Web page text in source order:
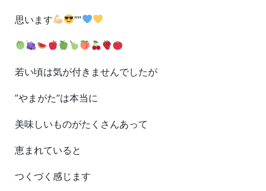
思います ””
若い頃は気が付きませんでしたが
”やまがた”は本当に
美味しいものがたくさんあって
恵まれていると
つくづく感じます